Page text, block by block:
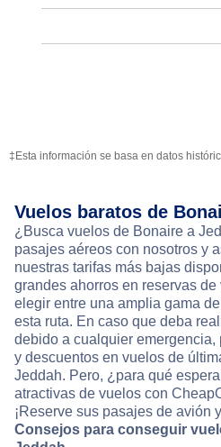
‡Esta información se basa en datos
Vuelos baratos de
¿Busca vuelos de Bonaire a
pasajes aéreos con nosotros y
nuestras tarifas más bajas
grandes ahorros en reservas
elegir entre una amplia gama
esta ruta. En caso que deba
debido a cualquier emergencia,
y descuentos en vuelos de
Jeddah. Pero, ¿para qué
atractivas de vuelos con
¡Reserve sus pasajes de avión
Consejos para conseguir